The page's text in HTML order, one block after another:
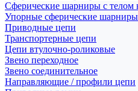
Сферические шарниры с
Упорные сферические
Приводные цепи
Транспортерные цепи
Цепи втулочно-роликовые
Звено переходное
Звено соединительное
Направляющие / профили цепи